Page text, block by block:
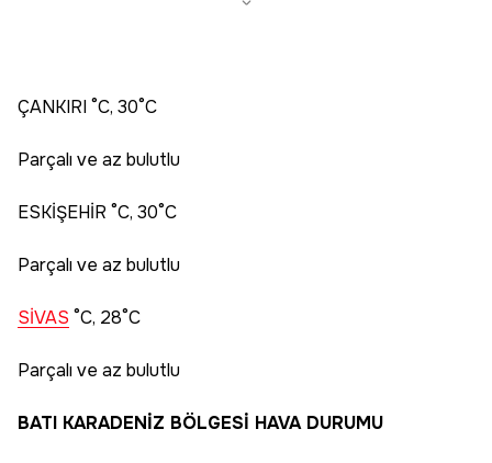
ÇANKIRI °C, 30°C
Parçalı ve az bulutlu
ESKİŞEHİR °C, 30°C
Parçalı ve az bulutlu
SİVAS °C, 28°C
Parçalı ve az bulutlu
BATI KARADENİZ BÖLGESİ HAVA DURUMU